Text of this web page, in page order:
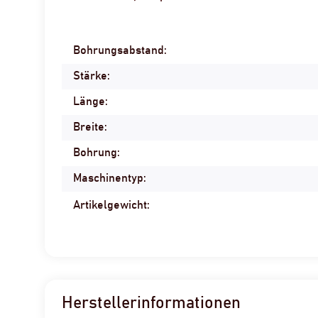
Produkteigenschaft
Wert
Bohrungsabstand:
Stärke:
Länge:
Breite:
Bohrung:
Maschinentyp:
Artikelgewicht:
Herstellerinformationen